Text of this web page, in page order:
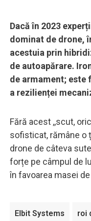
Dacă în 2023
dominat de drone,
acestuia prin
de autoapărare.
de armament; este
a rezilienței
Fără acest ,,scut,
sofisticat, rămâne o
drone de câteva
forțe pe câmpul de
în favoarea masei
Elbit Systems roi